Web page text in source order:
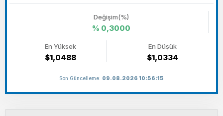
Değişim(%)
% 0,3000
En Yüksek
$1,0488
En Düşük
$1,0334
Son Güncelleme: 09.08.2026 10:56:15